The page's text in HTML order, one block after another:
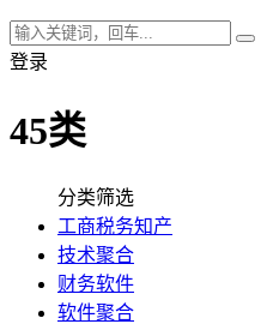
登录
45类
分类筛选
工商税务知产
技术聚合
财务软件
软件聚合